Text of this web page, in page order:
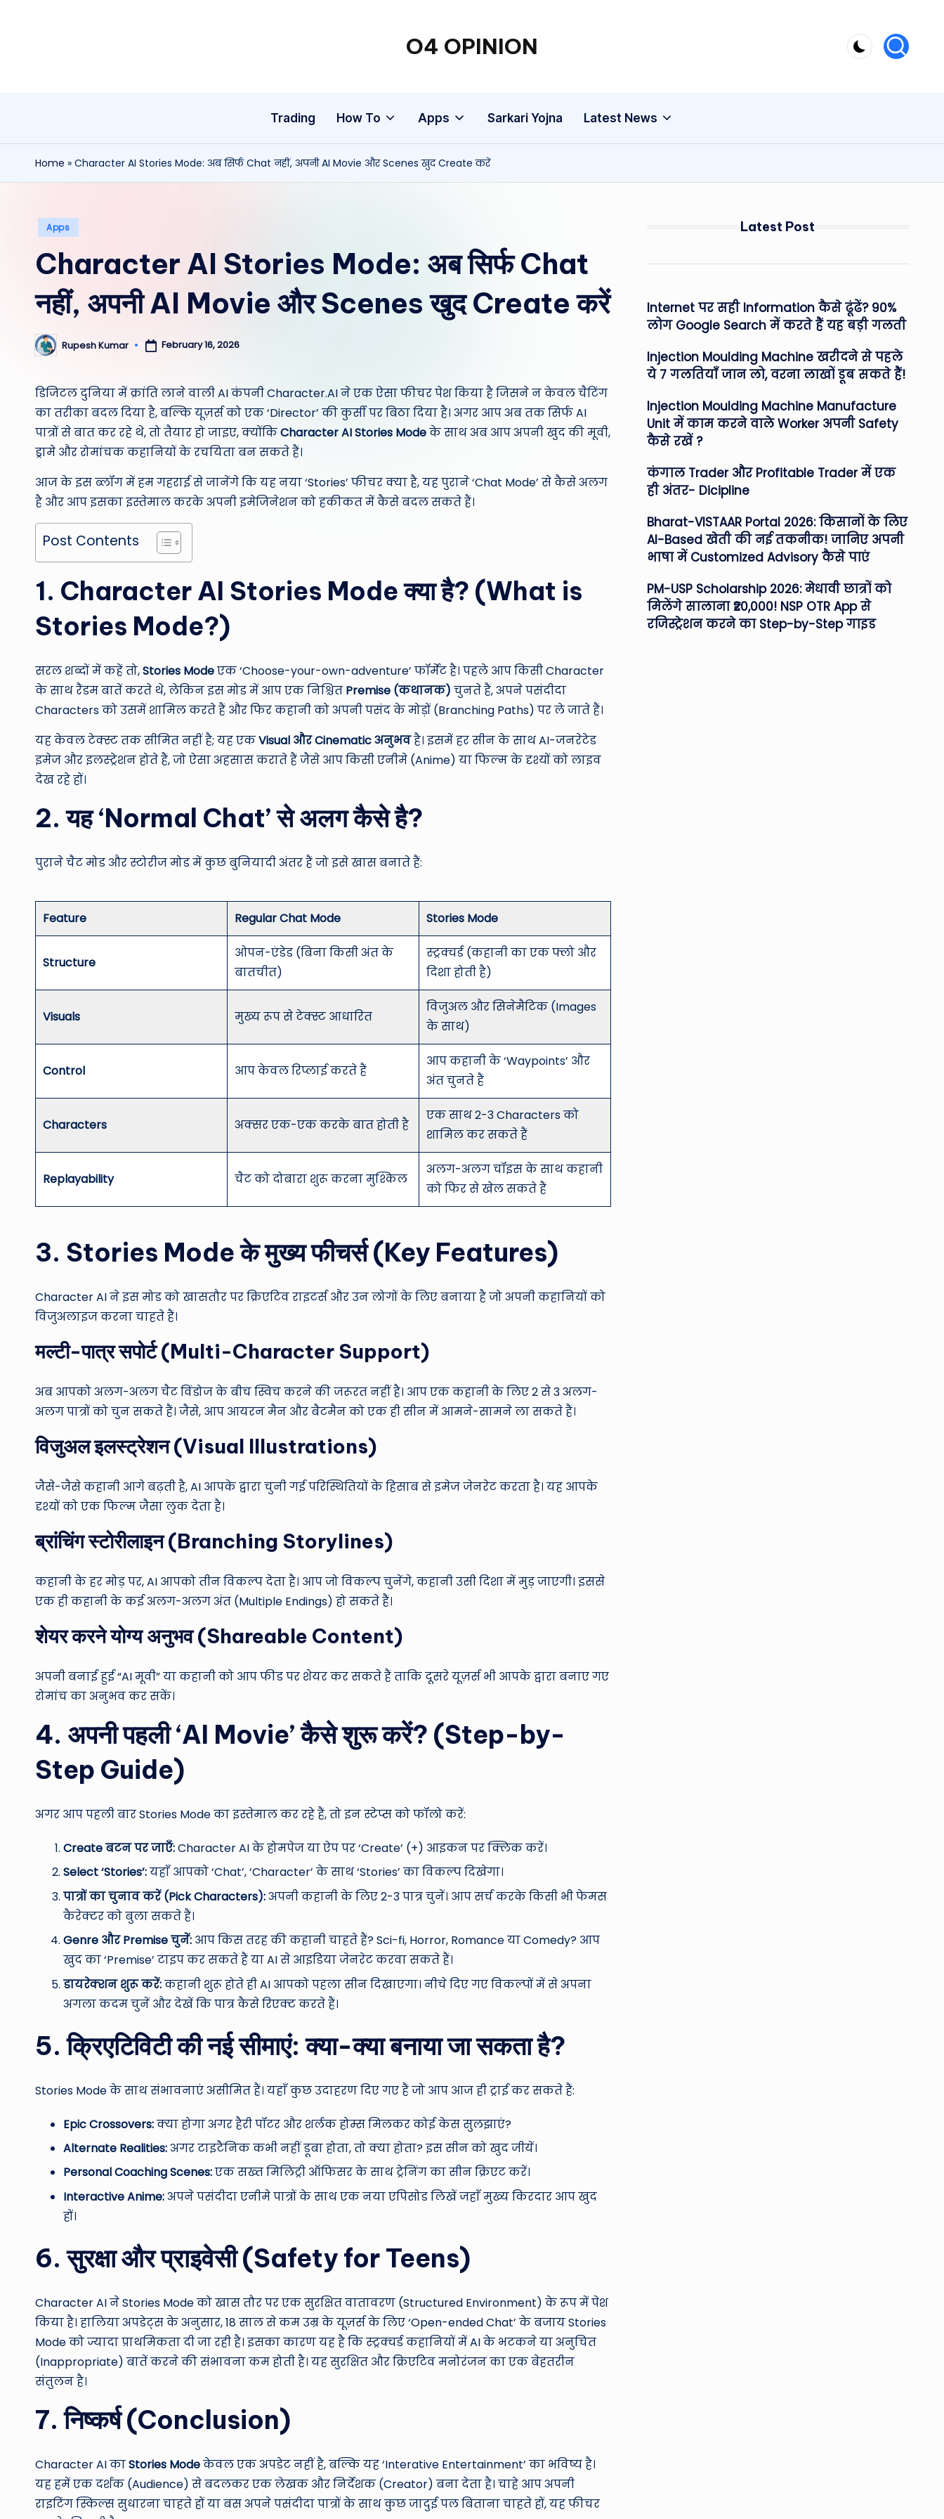
O4 OPINION
Trading How To Apps Sarkari Yojna Latest News
Home » Character AI Stories Mode: अब सिर्फ Chat नहीं, अपनी AI Movie और Scenes खुद Create करें
Posted
Apps
Character AI Stories Mode: अब सिर्फ Chat
नहीं, अपनी AI Movie और Scenes खुद Create करें
Posted
by
Rupesh Kumar February 16, 2026
डिजिटल दुनिया में क्रांति लाने वाली AI कंपनी Character.AI ने एक ऐसा फीचर पेश किया है जिसने न केवल चैटिंग
का तरीका बदल दिया है, बल्कि यूज़र्स को एक ‘Director’ की कुर्सी पर बिठा दिया है। अगर आप अब तक सिर्फ AI
पात्रों से बात कर रहे थे, तो तैयार हो जाइए, क्योंकिCharacter AI Stories Modeके साथ अब आप अपनी खुद की मूवी,
ड्रामे और रोमांचक कहानियों के रचयिता बन सकते हैं।
आज के इस ब्लॉग में हम गहराई से जानेंगे कि यह नया ‘Stories’ फीचर क्या है, यह पुराने ‘Chat Mode’ से कैसे अलग
है और आप इसका इस्तेमाल करके अपनी इमेजिनेशन को हकीकत में कैसे बदल सकते हैं।
Post Contents
1. Character AI Stories Mode क्या है? (What is
Stories Mode?)
सरल शब्दों में कहें तो,Stories Modeएक ‘Choose-your-own-adventure’ फॉर्मेट है। पहले आप किसी Character
के साथ रैंडम बातें करते थे, लेकिन इस मोड में आप एक निश्चित Premise (कथानक) चुनते हैं, अपने पसंदीदा
Characters को उसमें शामिल करते हैं और फिर कहानी को अपनी पसंद के मोड़ों (Branching Paths) पर ले जाते हैं।
यह केवल टेक्स्ट तक सीमित नहीं है; यह एकVisual और Cinematic अनुभवहै। इसमें हर सीन के साथ AI-जनरेटेड
इमेज और इलस्ट्रेशन होते हैं, जो ऐसा अहसास कराते हैं जैसे आप किसी एनीमे (Anime) या फिल्म के दृश्यों को लाइव
देख रहे हों।
2. यह ‘Normal Chat’ से अलग कैसे है?
पुराने चैट मोड और स्टोरीज मोड में कुछ बुनियादी अंतर हैं जो इसे खास बनाते हैं:
Feature Regular Chat Mode Stories Mode
Structure
ओपन-एंडेड (बिना किसी अंत के
बातचीत)
स्ट्रक्चर्ड (कहानी का एक फ्लो और
दिशा होती है)
Visuals मुख्य रूप से टेक्स्ट आधारित
विजुअल और सिनेमैटिक (Images
के साथ)
Control आप केवल रिप्लाई करते हैं
आप कहानी के ‘Waypoints’ और
अंत चुनते हैं
Characters अक्सर एक-एक करके बात होती है
एक साथ 2-3 Characters को
शामिल कर सकते हैं
Replayability चैट को दोबारा शुरू करना मुश्किल
अलग-अलग चॉइस के साथ कहानी
को फिर से खेल सकते हैं
3. Stories Mode के मुख्य फीचर्स (Key Features)
Character AI ने इस मोड को खासतौर पर क्रिएटिव राइटर्स और उन लोगों के लिए बनाया है जो अपनी कहानियों को
विजुअलाइज करना चाहते हैं।
मल्टी-पात्र सपोर्ट (Multi-Character Support)
अब आपको अलग-अलग चैट विंडोज के बीच स्विच करने की जरूरत नहीं है। आप एक कहानी के लिए 2 से 3 अलग-
अलग पात्रों को चुन सकते हैं। जैसे, आप आयरन मैन और बैटमैन को एक ही सीन में आमने-सामने ला सकते हैं।
विजुअल इलस्ट्रेशन (Visual Illustrations)
जैसे-जैसे कहानी आगे बढ़ती है, AI आपके द्वारा चुनी गई परिस्थितियों के हिसाब से इमेज जेनरेट करता है। यह आपके
दृश्यों को एक फिल्म जैसा लुक देता है।
ब्रांचिंग स्टोरीलाइन (Branching Storylines)
कहानी के हर मोड़ पर, AI आपको तीन विकल्प देता है। आप जो विकल्प चुनेंगे, कहानी उसी दिशा में मुड़ जाएगी। इससे
एक ही कहानी के कई अलग-अलग अंत (Multiple Endings) हो सकते हैं।
शेयर करने योग्य अनुभव (Shareable Content)
अपनी बनाई हुई “AI मूवी” या कहानी को आप फीड पर शेयर कर सकते हैं ताकि दूसरे यूज़र्स भी आपके द्वारा बनाए गए
रोमांच का अनुभव कर सकें।
4. अपनी पहली ‘AI Movie’ कैसे शुरू करें? (Step-by-
Step Guide)
अगर आप पहली बार Stories Mode का इस्तेमाल कर रहे हैं, तो इन स्टेप्स को फॉलो करें:
Create बटन पर जाएँ:Character AI के होमपेज या ऐप पर ‘Create’ (+) आइकन पर क्लिक करें।
Select ‘Stories’:यहाँ आपको ‘Chat’, ‘Character’ के साथ ‘Stories’ का विकल्प दिखेगा।
पात्रों का चुनाव करें (Pick Characters):अपनी कहानी के लिए 2-3 पात्र चुनें। आप सर्च करके किसी भी फेमस
कैरेक्टर को बुला सकते हैं।
Genre और Premise चुनें: आप किस तरह की कहानी चाहते हैं? Sci-fi, Horror, Romance या Comedy? आप
खुद का ‘Premise’ टाइप कर सकते हैं या AI से आइडिया जेनरेट करवा सकते हैं।
डायरेक्शन शुरू करें:कहानी शुरू होते ही AI आपको पहला सीन दिखाएगा। नीचे दिए गए विकल्पों में से अपना
अगला कदम चुनें और देखें कि पात्र कैसे रिएक्ट करते हैं।
5. क्रिएटिविटी की नई सीमाएं: क्या-क्या बनाया जा सकता है?
Stories Mode के साथ संभावनाएं असीमित हैं। यहाँ कुछ उदाहरण दिए गए हैं जो आप आज ही ट्राई कर सकते हैं:
Epic Crossovers:क्या होगा अगर हैरी पॉटर और शर्लक होम्स मिलकर कोई केस सुलझाएं?
Alternate Realities:अगर टाइटैनिक कभी नहीं डूबा होता, तो क्या होता? इस सीन को खुद जीयें।
Personal Coaching Scenes:एक सख्त मिलिट्री ऑफिसर के साथ ट्रेनिंग का सीन क्रिएट करें।
Interactive Anime:अपने पसंदीदा एनीमे पात्रों के साथ एक नया एपिसोड लिखें जहाँ मुख्य किरदार आप खुद
हों।
6. सुरक्षा और प्राइवेसी (Safety for Teens)
Character AI ने Stories Mode को खास तौर पर एक सुरक्षित वातावरण (Structured Environment) के रूप में पेश
किया है। हालिया अपडेट्स के अनुसार, 18 साल से कम उम्र के यूज़र्स के लिए ‘Open-ended Chat’ के बजाय Stories
Mode को ज्यादा प्राथमिकता दी जा रही है। इसका कारण यह है कि स्ट्रक्चर्ड कहानियों में AI के भटकने या अनुचित
(Inappropriate) बातें करने की संभावना कम होती है। यह सुरक्षित और क्रिएटिव मनोरंजन का एक बेहतरीन
संतुलन है।
7. निष्कर्ष (Conclusion)
Character AI काStories Modeकेवल एक अपडेट नहीं है, बल्कि यह ‘Interative Entertainment’ का भविष्य है।
यह हमें एक दर्शक (Audience) से बदलकर एक लेखक और निर्देशक (Creator) बना देता है। चाहे आप अपनी
राइटिंग स्किल्स सुधारना चाहते हों या बस अपने पसंदीदा पात्रों के साथ कुछ जादुई पल बिताना चाहते हों, यह फीचर
Latest Post
Internet पर सही Information कैसे ढूंढें? 90%
लोग Google Search में करते हैं यह बड़ी गलती
Injection Moulding Machine खरीदने से पहले
ये 7 गलतियाँ जान लो, वरना लाखों डूब सकते हैं!
Injection Moulding Machine Manufacture
Unit में काम करने वाले Worker अपनी Safety
कैसे रखें ?
कंगाल Trader और Profitable Trader में एक
ही अंतर- Dicipline
Bharat-VISTAAR Portal 2026: किसानों के लिए
AI-Based खेती की नई तकनीक! जानिए अपनी
भाषा में Customized Advisory कैसे पाएं
PM-USP Scholarship 2026: मेधावी छात्रों को
मिलेंगे सालाना ₹20,000! NSP OTR App से
रजिस्ट्रेशन करने का Step-by-Step गाइड